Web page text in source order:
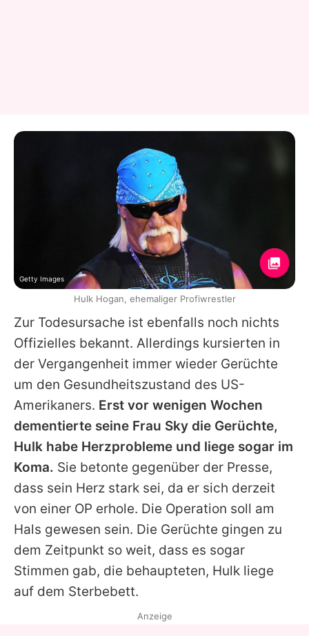
Zur Todesursache ist ebenfalls noch nichts
Offizielles bekannt. Allerdings kursierten in
der Vergangenheit immer wieder Gerüchte
um den Gesundheitszustand des US-
Amerikaners. Erst vor wenigen Wochen
dementierte seine Frau Sky die Gerüchte,
Hulk habe Herzprobleme und liege sogar im
Koma. Sie betonte gegenüber der Presse,
dass sein Herz stark sei, da er sich derzeit
von einer OP erhole. Die Operation soll am
Hals gewesen sein. Die Gerüchte gingen zu
dem Zeitpunkt so weit, dass es sogar
Stimmen gab, die behaupteten, Hulk liege
auf dem Sterbebett.
Getty Images
Hulk Hogan, ehemaliger Profiwrestler
Anzeige